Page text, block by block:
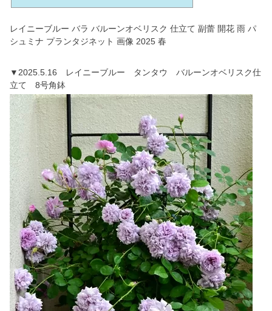
レイニーブルー バラ バルーンオベリスク 仕立て 副蕾 開花 雨 パ
シュミナ プランタジネット 画像 2025 春
▼2025.5.16 レイニーブルー タンタウ バルーンオベリスク仕
立て 8号角鉢